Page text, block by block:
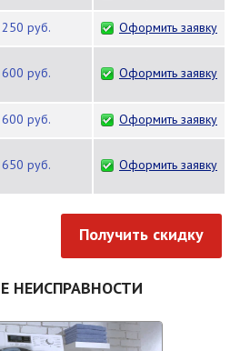
250 руб. Оформить заявку
600 руб. Оформить заявку
600 руб. Оформить заявку
650 руб. Оформить заявку
Получить скидку
НЕИСПРАВНОСТИ